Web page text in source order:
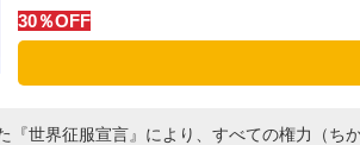
30％OFF
『世界征服宣言』により、すべての権力（ち